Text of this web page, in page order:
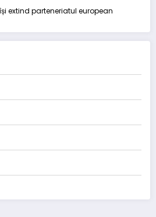
extind parteneriatul european